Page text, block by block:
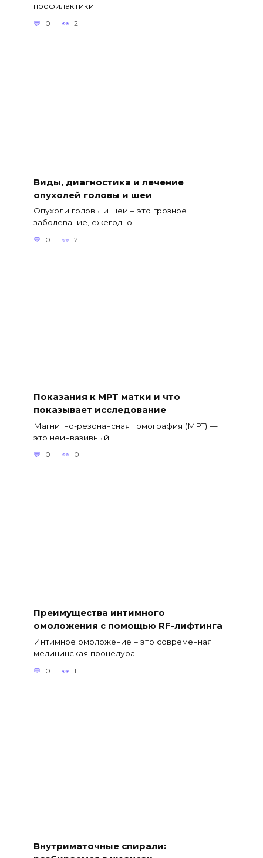
профилактики
0 2
Виды, диагностика и лечение
опухолей головы и шеи
Опухоли головы и шеи – это грозное
заболевание, ежегодно
0 2
Показания к МРТ матки и что
показывает исследование
Магнитно-резонансная томография (МРТ) —
это неинвазивный
0 0
Преимущества интимного
омоложения с помощью RF-лифтинга
Интимное омоложение – это современная
медицинская процедура
0 1
Внутриматочные спирали: